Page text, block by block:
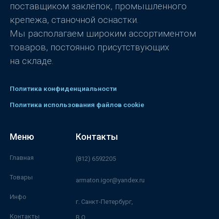
поставщиком заклёпок, промышленного
крепежа, станочной оснастки.
Мы располагаем широким ассортиментом
товаров, постоянно присутствующих
на складе.
Политика конфиденциальности
Политика использования файлов cookie
Меню
Главная
Товары
Инфо
Контакты
Контакты
(812) 6592205
armaton.igor@yandex.ru
г. Санкт-Петербург,
В.О.